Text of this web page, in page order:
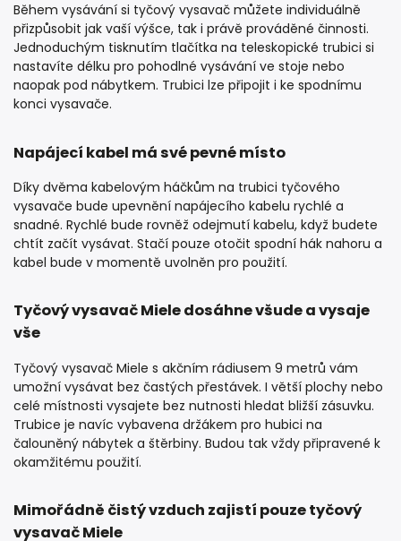
Během vysávání si tyčový vysavač můžete individuálně
přizpůsobit jak vaší výšce, tak i právě prováděné činnosti.
Jednoduchým tisknutím tlačítka na teleskopické trubici si
nastavíte délku pro pohodlné vysávání ve stoje nebo
naopak pod nábytkem. Trubici lze připojit i ke spodnímu
konci vysavače.
Napájecí kabel má své pevné místo
Díky dvěma kabelovým háčkům na trubici tyčového
vysavače bude upevnění napájecího kabelu rychlé a
snadné. Rychlé bude rovněž odejmutí kabelu, když budete
chtít začít vysávat. Stačí pouze otočit spodní hák nahoru a
kabel bude v momentě uvolněn pro použití.
Tyčový vysavač Miele dosáhne všude a vysaje
vše
Tyčový vysavač Miele s akčním rádiusem 9 metrů vám
umožní vysávat bez častých přestávek. I větší plochy nebo
celé místnosti vysajete bez nutnosti hledat bližší zásuvku.
Trubice je navíc vybavena držákem pro hubici na
čalouněný nábytek a štěrbiny. Budou tak vždy připravené k
okamžitému použití.
Mimořádně čistý vzduch zajistí pouze tyčový
vysavač Miele